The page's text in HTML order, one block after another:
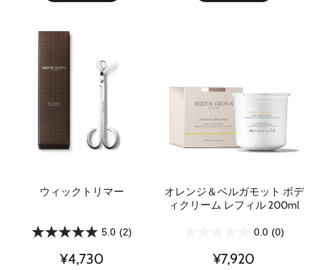
ウィックトリマー
5.0 (2)
¥4,730
オレンジ＆ベルガモット ボデ
ィクリーム レフィル 200ml
0.0 (0)
¥7,920